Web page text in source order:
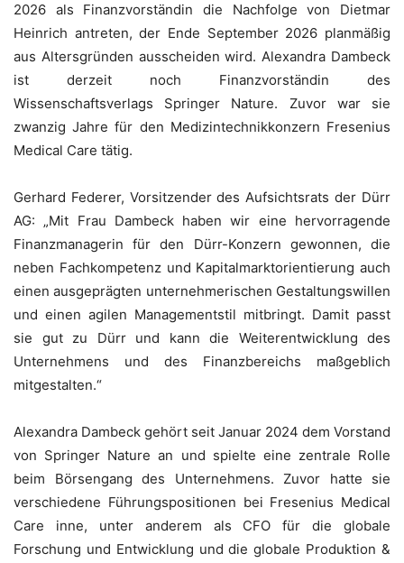
2026 als Finanzvorständin die Nachfolge von Dietmar
Heinrich antreten, der Ende September 2026 planmäßig
aus Altersgründen ausscheiden wird. Alexandra Dambeck
ist derzeit noch Finanzvorständin des
Wissenschaftsverlags Springer Nature. Zuvor war sie
zwanzig Jahre für den Medizintechnikkonzern Fresenius
Medical Care tätig.
Gerhard Federer, Vorsitzender des Aufsichtsrats der Dürr
AG: „Mit Frau Dambeck haben wir eine hervorragende
Finanzmanagerin für den Dürr-Konzern gewonnen, die
neben Fachkompetenz und Kapitalmarktorientierung auch
einen ausgeprägten unternehmerischen Gestaltungswillen
und einen agilen Managementstil mitbringt. Damit passt
sie gut zu Dürr und kann die Weiterentwicklung des
Unternehmens und des Finanzbereichs maßgeblich
mitgestalten.“
Alexandra Dambeck gehört seit Januar 2024 dem Vorstand
von Springer Nature an und spielte eine zentrale Rolle
beim Börsengang des Unternehmens. Zuvor hatte sie
verschiedene Führungspositionen bei Fresenius Medical
Care inne, unter anderem als CFO für die globale
Forschung und Entwicklung und die globale Produktion &